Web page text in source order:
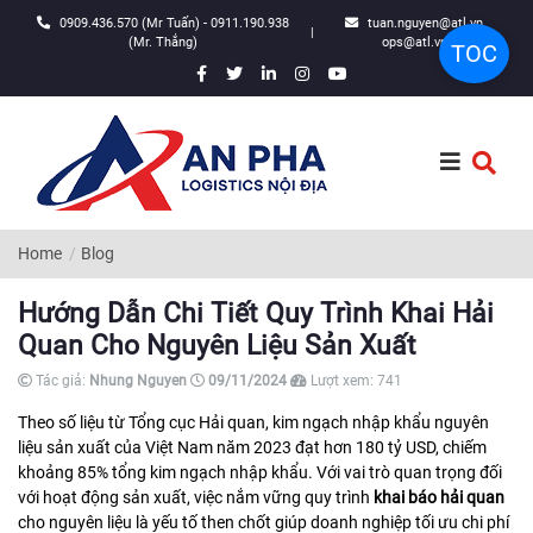
0909.436.570 (Mr Tuấn) - 0911.190.938
(Mr. Thắng)
|
tuan.nguyen@atl.vn,
ops@atl.vn
Home Blog
Hướng Dẫn Chi Tiết Quy Trình Khai Hải
Quan Cho Nguyên Liệu Sản Xuất
Tác giả: Nhung Nguyen 09/11/2024 Lượt xem: 741
TOC
Theo số liệu từ Tổng cục Hải quan, kim ngạch nhập khẩu nguyên
liệu sản xuất của Việt Nam năm 2023 đạt hơn 180 tỷ USD, chiếm
khoảng 85% tổng kim ngạch nhập khẩu. Với vai trò quan trọng đối
với hoạt động sản xuất, việc nắm vững quy trình khai báo hải quan
cho nguyên liệu là yếu tố then chốt giúp doanh nghiệp tối ưu chi phí